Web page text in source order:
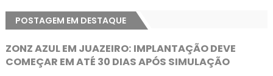
POSTAGEM EM DESTAQUE
ZONZ AZUL EM JUAZEIRO: IMPLANTAÇÃO DEVE
COMEÇAR EM ATÉ 30 DIAS APÓS SIMULAÇÃO